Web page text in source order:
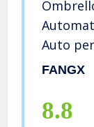
Auto
Tetto
FANGX
8.8